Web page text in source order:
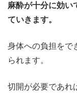
麻酔が十分に効い
ていきます。
身体への負担をで
られます。
切開が必要であれ